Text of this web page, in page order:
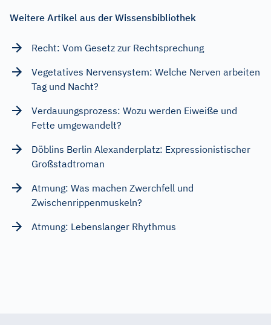
Weitere Artikel aus der Wissensbibliothek
Recht: Vom Gesetz zur Rechtsprechung
Vegetatives Nervensystem: Welche Nerven arbeiten
Tag und Nacht?
Verdauungsprozess: Wozu werden Eiweiße und
Fette umgewandelt?
Döblins Berlin Alexanderplatz: Expressionistischer
Großstadtroman
Atmung: Was machen Zwerchfell und
Zwischenrippenmuskeln?
Atmung: Lebenslanger Rhythmus